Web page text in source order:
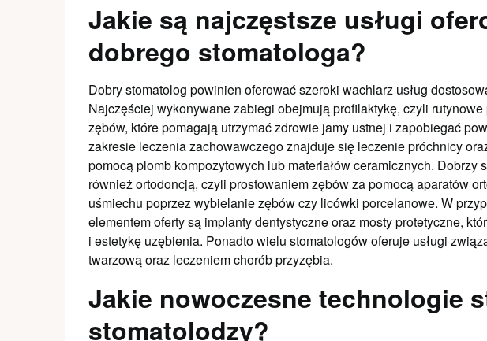
Jakie są najczęstsze usługi
dobrego stomatologa?
Dobry stomatolog powinien oferować szeroki wachlarz usług
Najczęściej wykonywane zabiegi obejmują profilaktykę, czyli
zębów, które pomagają utrzymać zdrowie jamy ustnej i zapobiegać
zakresie leczenia zachowawczego znajduje się leczenie próchnicy
pomocą plomb kompozytowych lub materiałów ceramicznych. Dobrzy
również ortodoncją, czyli prostowaniem zębów za pomocą aparatów
uśmiechu poprzez wybielanie zębów czy licówki porcelanowe. W
elementem oferty są implanty dentystyczne oraz mosty protetyczne,
i estetykę uzębienia. Ponadto wielu stomatologów oferuje usługi
twarzową oraz leczeniem chorób przyzębia.
Jakie nowoczesne technologie
stomatolodzy?